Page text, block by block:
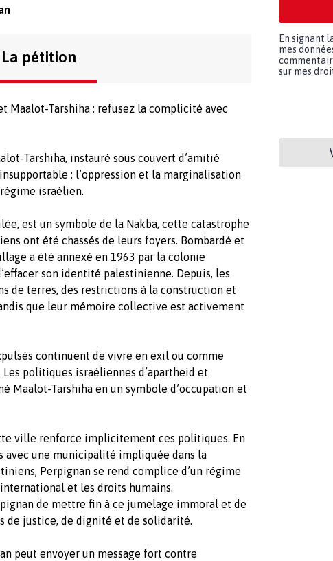
La pétition
Maalot-Tarshiha : refusez la complicité avec
Tarshiha, instauré sous couvert d’amitié
: l’oppression et la marginalisation
israélien.
est un symbole de la Nakba, cette catastrophe
ont été chassés de leurs foyers. Bombardé et
a été annexé en 1963 par la colonie
son identité palestinienne. Depuis, les
de terres, des restrictions à la construction et
que leur mémoire collective est activement
continuent de vivre en exil ou comme
politiques israéliennes d’apartheid et
Maalot-Tarshiha en un symbole d’occupation et
ville renforce implicitement ces politiques. En
une municipalité impliquée dans la
Perpignan se rend complice d’un régime
et les droits humains.
de mettre fin à ce jumelage immoral et de
de justice, de dignité et de solidarité.
peut envoyer un message fort contre
En signant
mes
sur mes